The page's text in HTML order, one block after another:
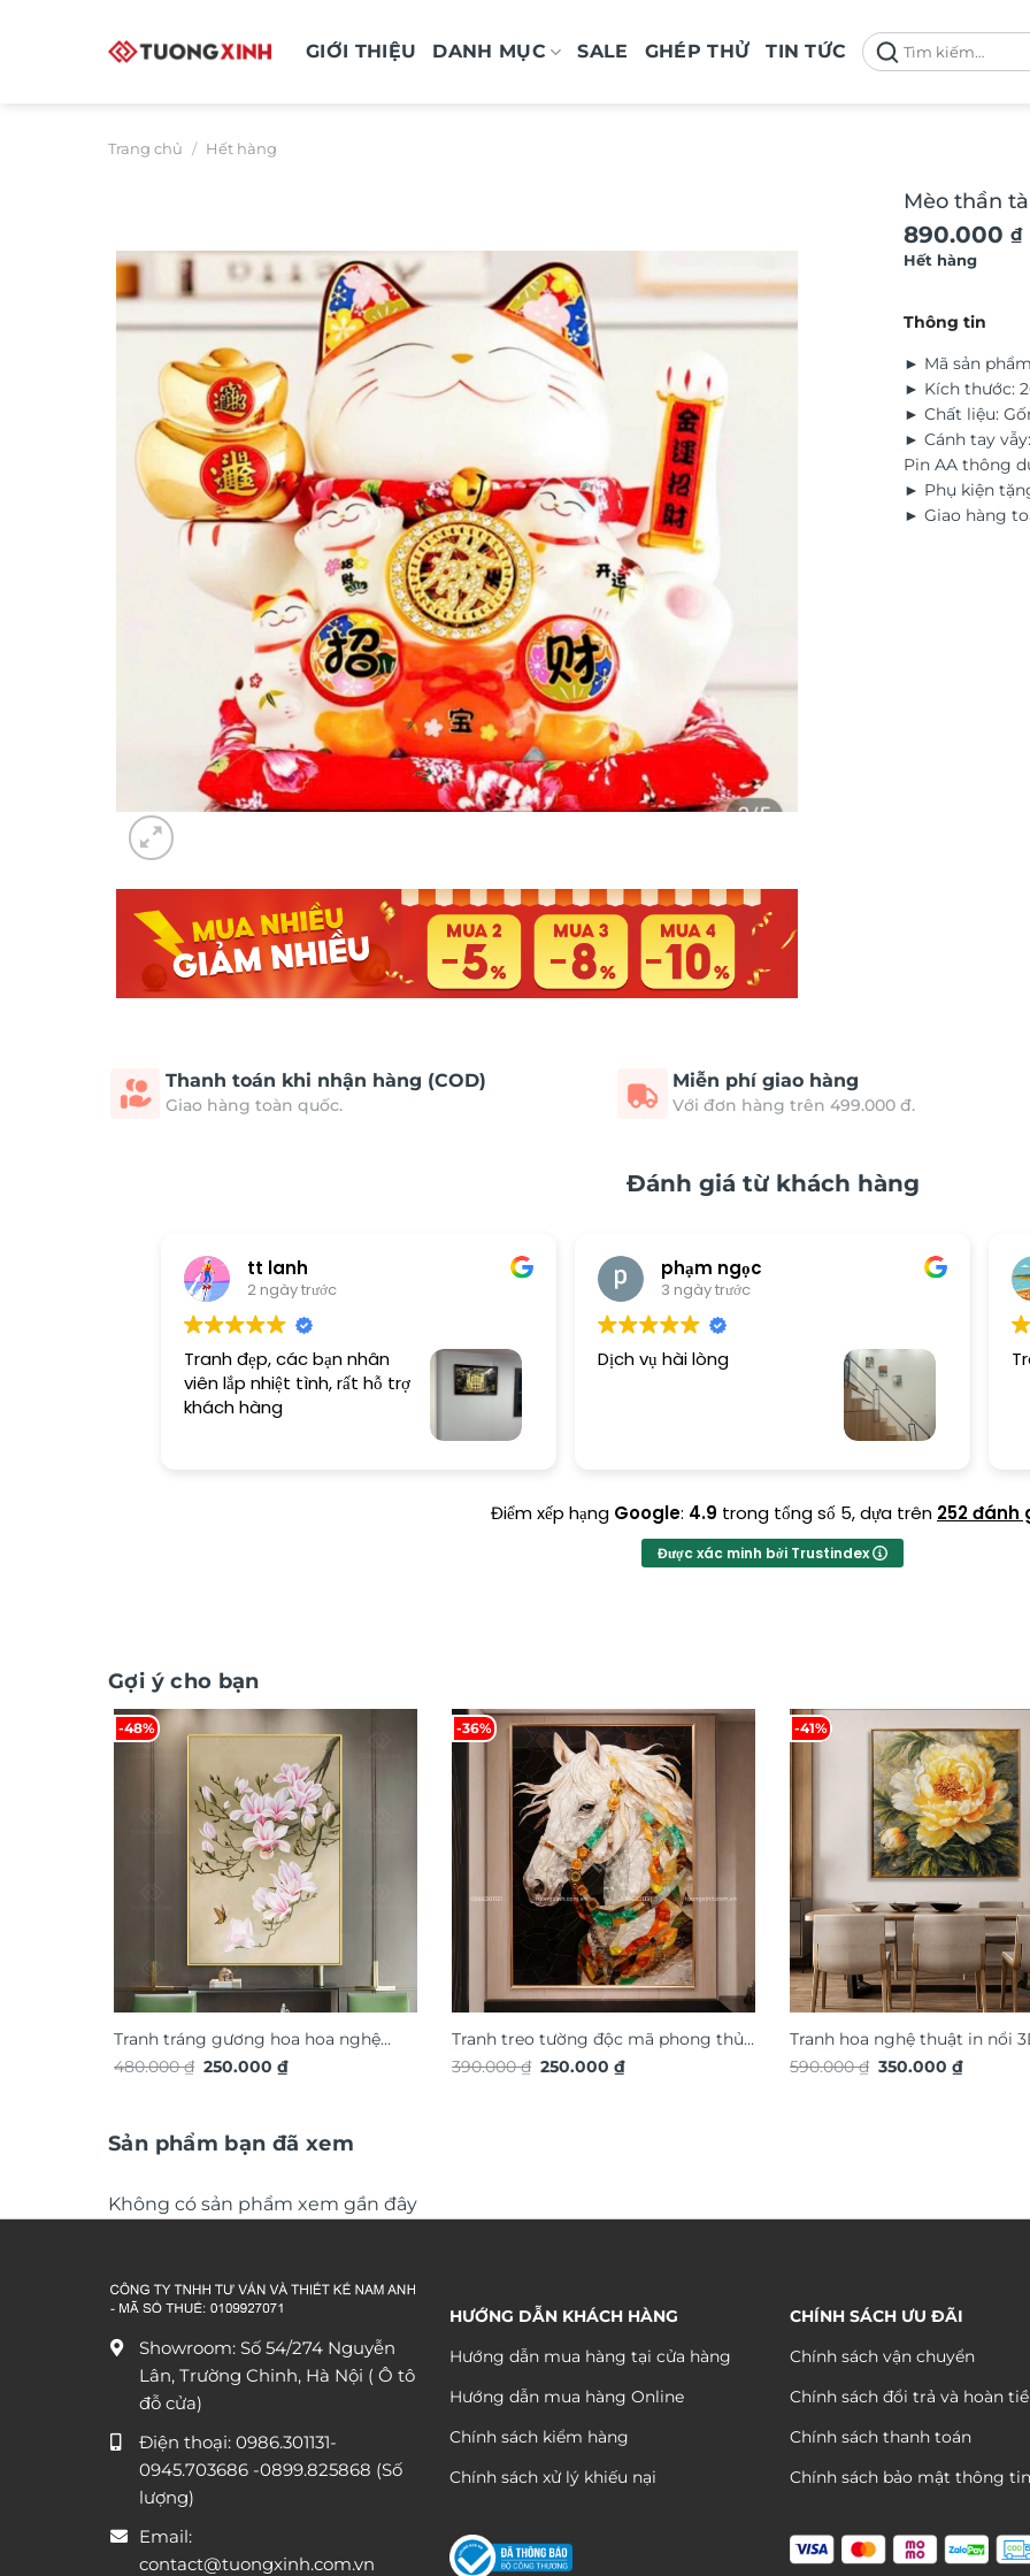
GIỚI THIỆU DANH MỤC SALE GHÉP THỬ TIN TỨC
Tìm
kiếm:
Trang chủ / Hết hàng
Mèo thần
890.000 ₫
Hết hàng
Thông tin
► Mã sản
► Kích thước:
► Chất liệu:
► Cánh tay
Pin AA thông
► Phụ kiện
► Giao hàng
Thanh toán khi nhận hàng (COD)
Giao hàng toàn quốc.
Miễn phí giao hàng
Với đơn hàng trên 499.000 đ.
Đánh giá từ khách hàng
tt lanh
2 ngày trước
Tranh đẹp, các bạn nhân
viên lắp nhiệt tình, rất hỗ trợ
khách hàng
phạm ngọc
3 ngày trước
Dịch vụ hài lòng
Điểm xếp hạng Google: 4.9 trong tổng số 5,dựa trên 252 đánh
Được xác minh bởi Trustindex
Gợi ý cho bạn
-48%
Tranh tráng gương hoa hoa nghệ
thuật TG4911S
480.000₫ Giá
250.000₫Giá
250.000 ₫.
-36%
Tranh treo tường độc mã phong thủy
TG4939S
390.000₫ Giá
250.000₫Giá
-41%
Tranh hoa nghệ thuật in nổi
ứng dát vàng TG4927S
590.000₫ Giá
350.000₫Giá
Sản phẩm bạn đã xem
Không có sản phẩm xem gần đây
Showroom: Số 54/274 Nguyễn
Lân, Trường Chinh, Hà Nội ( Ô tô
đỗ cửa)
Điện thoại: 0986.301131-
0945.703686 -0899.825868 (Số
lượng)
Email:
contact@tuongxinh.com.vn
HƯỚNG DẪN KHÁCH HÀNG
Hướng dẫn mua hàng tại cửa hàng
Hướng dẫn mua hàng Online
Chính sách kiểm hàng
Chính sách xử lý khiếu nại
CHÍNH SÁCH ƯU ĐÃI
Chính sách vận chuyển
Chính sách đổi trả và hoàn
Chính sách thanh toán
Chính sách bảo mật thông tin